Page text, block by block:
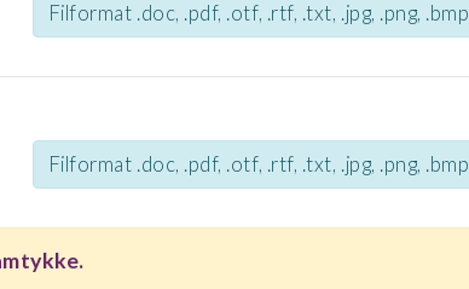
Filformat .doc, .pdf, .otf, .rtf, .txt, .jpg, .png,
Filformat .doc, .pdf, .otf, .rtf, .txt, .jpg, .png,